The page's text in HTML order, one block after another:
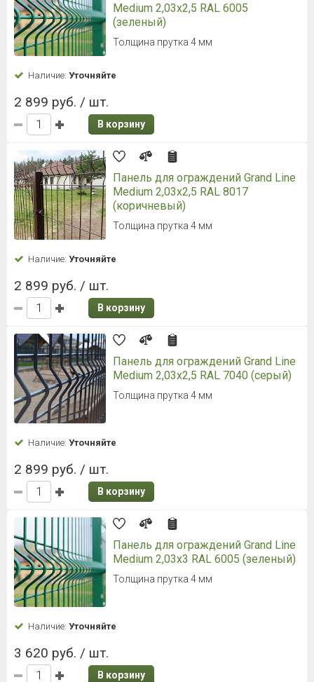
Medium 2,03x2,5 RAL 6005
(зеленый)
Толщина прутка 4 мм
Наличие: Уточняйте
2 899 руб. / шт.
В корзину
Панель для ограждений Grand Line
Medium 2,03x2,5 RAL 8017
(коричневый)
Толщина прутка 4 мм
Наличие: Уточняйте
2 899 руб. / шт.
В корзину
Панель для ограждений Grand Line
Medium 2,03x2,5 RAL 7040 (серый)
Толщина прутка 4 мм
Наличие: Уточняйте
2 899 руб. / шт.
В корзину
Панель для ограждений Grand Line
Medium 2,03x3 RAL 6005 (зеленый)
Толщина прутка 4 мм
Наличие: Уточняйте
3 620 руб. / шт.
В корзину